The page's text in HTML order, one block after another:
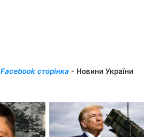
Facebook сторінка - Новини України